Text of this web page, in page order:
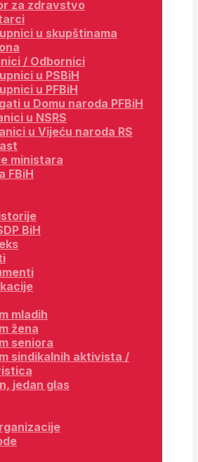
za zdravstvo
u skupštinama
/ Odbornici
u PSBiH
u PFBiH
u Domu naroda PFBiH
u NSRS
u Vijeću naroda RS
ministara
FBiH
BiH
mladih
žena
seniora
sindikalnih aktivista /
jedan glas